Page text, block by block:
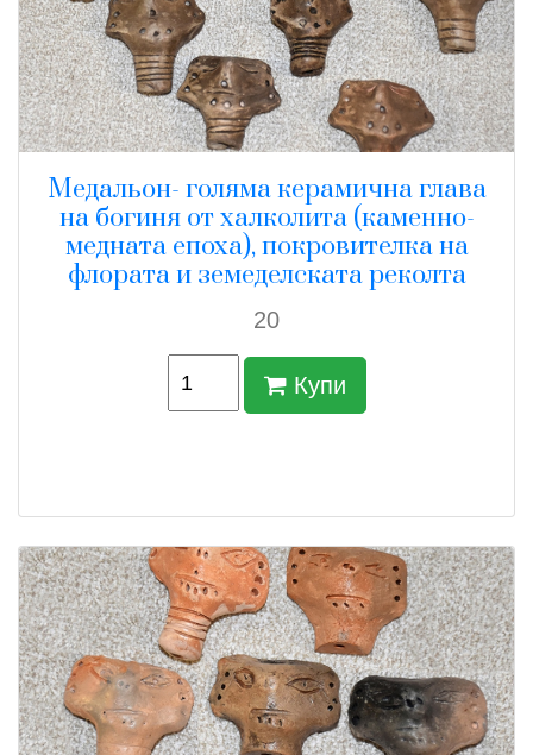
Медальон- голяма керамична глава
на богиня от халколита (каменно-
медната епоха), покровителка на
флората и земеделската реколта
20
Купи